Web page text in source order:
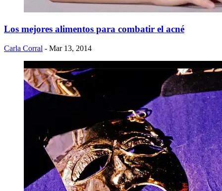
Los mejores alimentos para combatir el acné
Carla Corral - Mar 13, 2014